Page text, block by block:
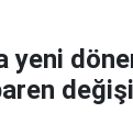
yeni